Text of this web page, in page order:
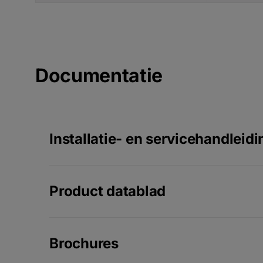
Documentatie
Installatie- en
Product datablad
Brochures